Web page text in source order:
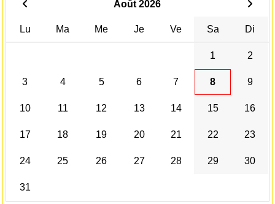
Août 2026
Lu Ma Me Je Ve Sa Di
1 2
3 4 5 6 7 8 9
10 11 12 13 14 15 16
17 18 19 20 21 22 23
24 25 26 27 28 29 30
31